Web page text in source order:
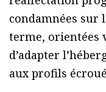
condamnées sur
terme, orientées
d’adapter
aux profils